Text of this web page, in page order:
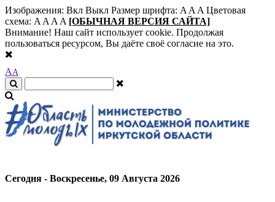
Изображения: Вкл Выкл Размер шрифта: A A A Цветовая
схема: A A A A [ОБЫЧНАЯ ВЕРСИЯ САЙТА]
Внимание! Наш сайт использует cookie. Продолжая
пользоваться ресурсом, Вы даёте своё согласие на это.
AA
Сегодня - Воскресенье, 09 Августа 2026